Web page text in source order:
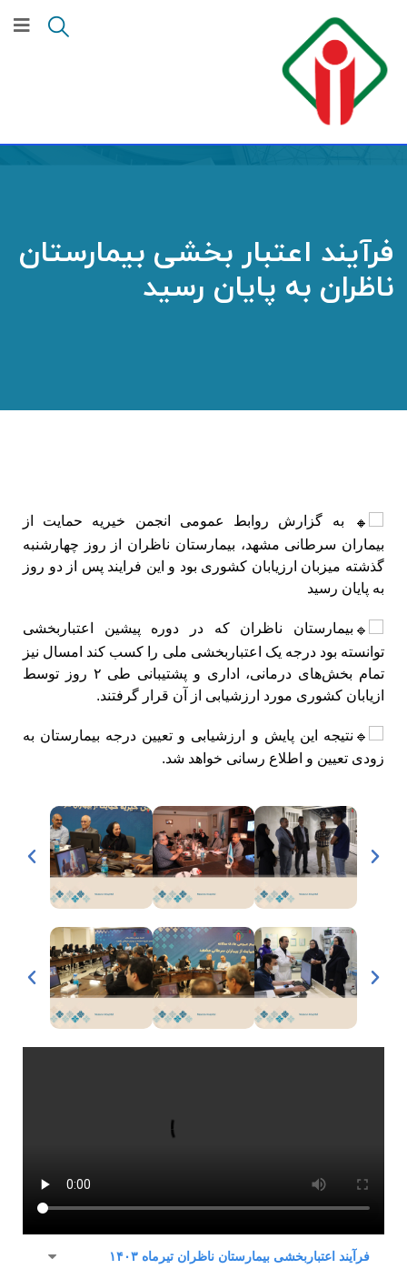
فرآیند اعتبار بخشی بیمارستان
ناظران به پایان رسید
به گزارش روابط عمومی انجمن خیریه حمایت از
بیماران سرطانی مشهد، بیمارستان ناظران از روز چهارشنبه
گذشته میزبان ارزیابان کشوری بود و این فرایند پس از دو روز
به پایان رسید
بیمارستان ناظران که در دوره پیشین اعتباربخشی
توانسته بود درجه یک اعتباربخشی ملی را کسب کند امسال نیز
تمام بخش‌های درمانی، اداری و پشتیبانی طی ۲ روز توسط
ازیابان کشوری مورد ارزشیابی از آن قرار گرفتند.
نتیجه این پایش و ارزشیابی و تعیین درجه بیمارستان به
زودی تعیین و اطلاع رسانی خواهد شد.
فرآیند اعتباربخشی بیمارستان ناظران تیرماه ۱۴۰۳